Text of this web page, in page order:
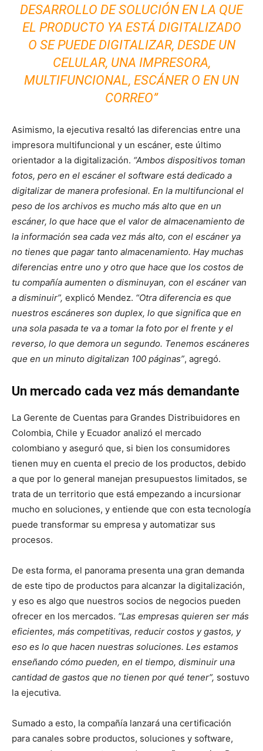
DESARROLLO DE SOLUCIÓN EN LA QUE
EL PRODUCTO YA ESTÁ DIGITALIZADO
O SE PUEDE DIGITALIZAR, DESDE UN
CELULAR, UNA IMPRESORA,
MULTIFUNCIONAL, ESCÁNER O EN UN
CORREO”
Asimismo, la ejecutiva resaltó las diferencias entre una
impresora multifuncional y un escáner, este último
orientador a la digitalización. “Ambos dispositivos toman
fotos, pero en el escáner el software está dedicado a
digitalizar de manera profesional. En la multifuncional el
peso de los archivos es mucho más alto que en un
escáner, lo que hace que el valor de almacenamiento de
la información sea cada vez más alto, con el escáner ya
no tienes que pagar tanto almacenamiento. Hay muchas
diferencias entre uno y otro que hace que los costos de
tu compañía aumenten o disminuyan, con el escáner van
a disminuir”, explicó Mendez. “Otra diferencia es que
nuestros escáneres son duplex, lo que significa que en
una sola pasada te va a tomar la foto por el frente y el
reverso, lo que demora un segundo. Tenemos escáneres
que en un minuto digitalizan 100 páginas”, agregó.
Un mercado cada vez más demandante
La Gerente de Cuentas para Grandes Distribuidores en
Colombia, Chile y Ecuador analizó el mercado
colombiano y aseguró que, si bien los consumidores
tienen muy en cuenta el precio de los productos, debido
a que por lo general manejan presupuestos limitados, se
trata de un territorio que está empezando a incursionar
mucho en soluciones, y entiende que con esta tecnología
puede transformar su empresa y automatizar sus
procesos.
De esta forma, el panorama presenta una gran demanda
de este tipo de productos para alcanzar la digitalización,
y eso es algo que nuestros socios de negocios pueden
ofrecer en los mercados. “Las empresas quieren ser más
eficientes, más competitivas, reducir costos y gastos, y
eso es lo que hacen nuestras soluciones. Les estamos
enseñando cómo pueden, en el tiempo, disminuir una
cantidad de gastos que no tienen por qué tener”, sostuvo
la ejecutiva.
Sumado a esto, la compañía lanzará una certificación
para canales sobre productos, soluciones y software,